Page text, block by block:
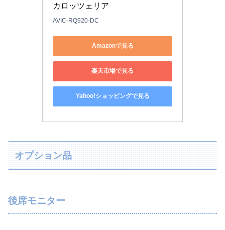
カロッツェリア
AVIC-RQ920-DC
Amazonで見る
楽天市場で見る
Yahoo!ショッピングで見る
オプション品
後席モニター